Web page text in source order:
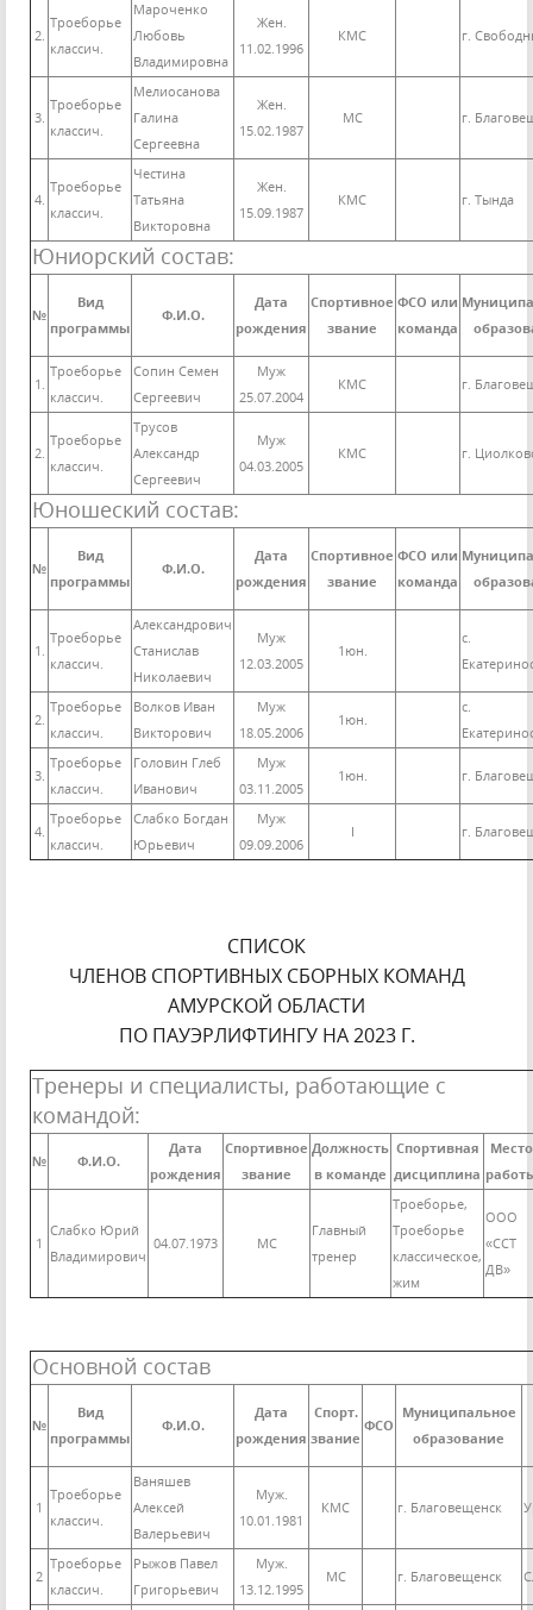
2.
Троеборье
классич.
Мароченко
Любовь
Владимировна
Жен.
11.02.1996
КМС г.
3.
Троеборье
классич.
Мелиосанова
Галина
Сергеевна
Жен.
15.02.1987
МС г.
4.
Троеборье
классич.
Честина
Татьяна
Викторовна
Жен.
15.09.1987
КМС г. Тында
Юниорский состав:
№
Вид
программы
Ф.И.О.
Дата
рождения
Спортивное
звание
ФСО или
команда
1.
Троеборье
классич.
Сопин Семен
Сергеевич
Муж
25.07.2004
КМС г.
2.
Троеборье
классич.
Трусов
Александр
Сергеевич
Муж
04.03.2005
КМС г.
Юношеский состав:
№
Вид
программы
Ф.И.О.
Дата
рождения
Спортивное
звание
ФСО или
команда
1.
Троеборье
классич.
Александрович
Станислав
Николаевич
Муж
12.03.2005
1юн.
с.
2.
Троеборье
классич.
Волков Иван
Викторович
Муж
18.05.2006
1юн.
с.
3.
Троеборье
классич.
Головин Глеб
Иванович
Муж
03.11.2005
1юн. г.
4.
Троеборье
классич.
Слабко Богдан
Юрьевич
Муж
09.09.2006
I г.
СПИСОК
ЧЛЕНОВ СПОРТИВНЫХ СБОРНЫХ КОМАНД
АМУРСКОЙ ОБЛАСТИ
ПО ПАУЭРЛИФТИНГУ НА 2023 Г.
Тренеры и специалисты, работающие с
командой:
№ Ф.И.О.
Дата
рождения
Спортивное
звание
Должность
в команде
Спортивная
дисциплина
Место
1
Слабко Юрий
Владимирович
04.07.1973 МС
Главный
тренер
Троеборье,
Троеборье
классическое,
жим
ООО
«ССТ
ДВ»
Основной состав
№
Вид
программы
Ф.И.О.
Дата
рождения
Спорт.
звание
ФСО
Муниципальное
образование
1
Троеборье
классич.
Ваняшев
Алексей
Валерьевич
Муж.
10.01.1981
КМС г. Благовещенск
2
Троеборье
классич.
Рыжов Павел
Григорьевич
Муж.
13.12.1995
МС г. Благовещенск